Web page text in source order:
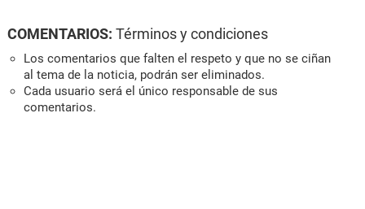
COMENTARIOS: Términos y condiciones
Los comentarios que falten el respeto y que no se ciñan
al tema de la noticia, podrán ser eliminados.
Cada usuario será el único responsable de sus
comentarios.